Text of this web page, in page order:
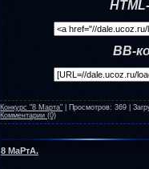
BB-
Конкурс "8 Марта" Просмотров: 369
Комментарии (0)
8 МаРтА.